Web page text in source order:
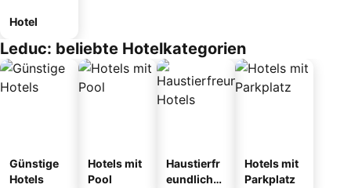
Hotel
Leduc: beliebte Hotelkategorien
Günstige
Hotels
Hotels mit
Pool
Haustierfr
eundliche
Hotels mit
Parkplatz